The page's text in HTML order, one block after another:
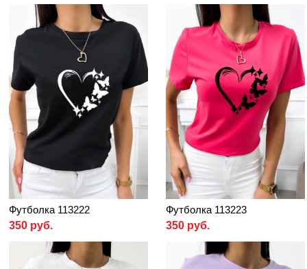
Футболка 113222
350 руб.
Футболка 113223
350 руб.